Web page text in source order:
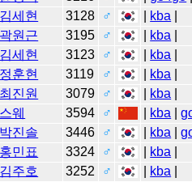
김세현 3128 ♂ kba
곽원근 3195 ♂ kba
김세현 3123 ♂ kba
정훈현 3119 ♂ kba
최진원 3079 ♂ kba
스웨 3594 ♂ kba |
박진솔 3446 ♂ kba |
홍민표 3324 ♂ kba
김주호 3252 ♂ kba